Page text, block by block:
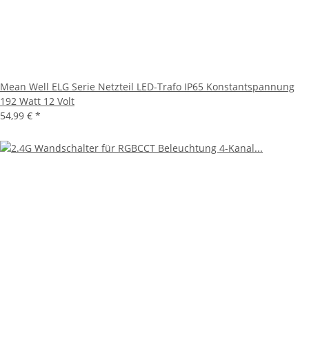
Mean Well ELG Serie Netzteil LED-Trafo IP65 Konstantspannung
192 Watt 12 Volt
54,99 € *